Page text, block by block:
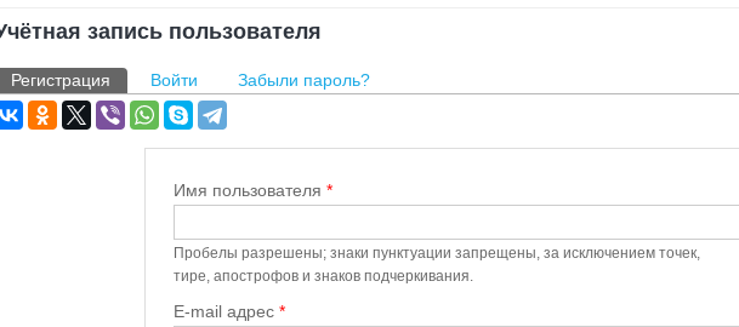
запись пользователя
вкладки
Регистрация (активная вкладка)
Войти Забыли пароль?
Имя пользователя *
Пробелы разрешены; знаки пунктуации запрещены, за исключением точек,
тире, апострофов и знаков подчеркивания.
E-mail адрес *